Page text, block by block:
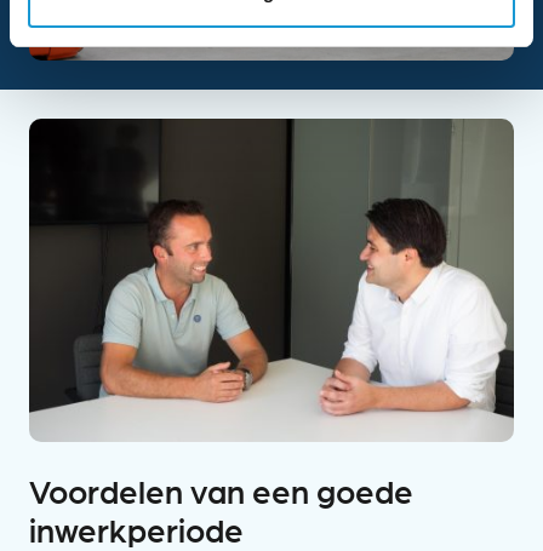
Voordelen van een goede
inwerkperiode